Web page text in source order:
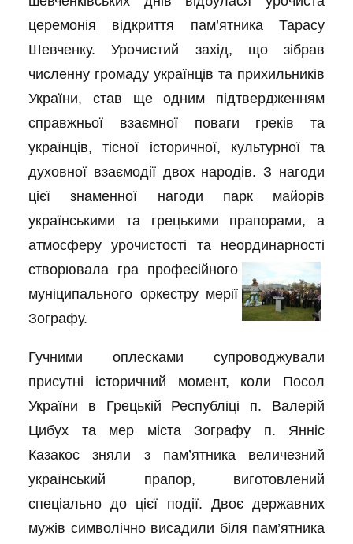
церемонія відкриття пам’ятника Тарасу
Шевченку. Урочистий захід, що зібрав
численну громаду українців та прихильників
України, став ще одним підтвердженням
справжньої взаємної поваги греків та
українців, тісної історичної, культурної та
духовної взаємодії двох народів. З нагоди
цієї знаменної нагоди парк майорів
українськими та грецькими прапорами, а
атмосферу урочистості та неординарності
створювала гра професійного
муніципального оркестру мерії
Зографу.
Гучними оплесками супроводжували
присутні історичний момент, коли Посол
України в Грецькій Республіці п. Валерій
Цибух та мер міста Зографу п. Янніс
Казакос зняли з пам’ятника величезний
український прапор, виготовлений
спеціально до цієї події. Двоє державних
мужів символічно висадили біля пам’ятника